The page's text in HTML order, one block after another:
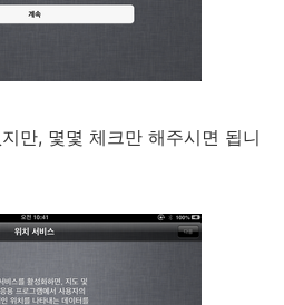
만, 몇몇 체크만 해주시면 됩니